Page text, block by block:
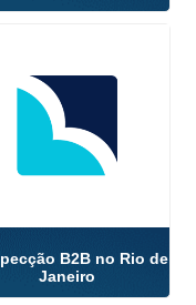
B2B no Rio de
Janeiro